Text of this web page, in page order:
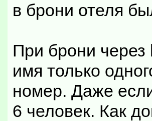
в брони отеля
При брони через
имя только
номер. Даже
6 человек. Как